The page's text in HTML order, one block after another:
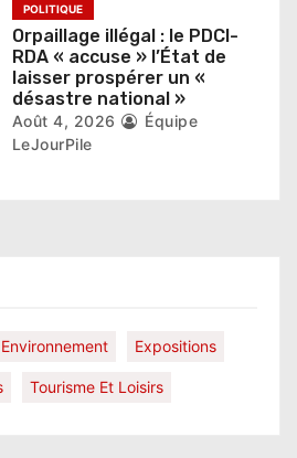
POLITIQUE
Orpaillage illégal : le PDCI-
RDA « accuse » l’État de
laisser prospérer un «
désastre national »
Août 4, 2026
Équipe
LeJourPile
Environnement Expositions
Tourisme Et Loisirs